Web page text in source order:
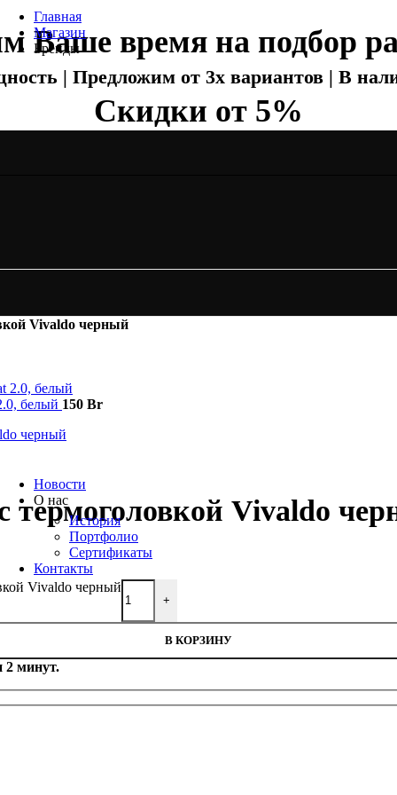
Ваше время на подбор
| Предложим от 3х вариантов | В
Скидки от 5%
Главная
Магазин
Бренды
Отопление
Zehnder
Zehnder Charleston
Loten
Mitsubishi Electric
Все бренды
Новости
О нас
История
Портфолио
Сертификаты
Контакты
Vivaldo черный
белый 150 Br
термоголовкой Vivaldo
Vivaldo черный
+
В КОРЗИНУ
2 минут.